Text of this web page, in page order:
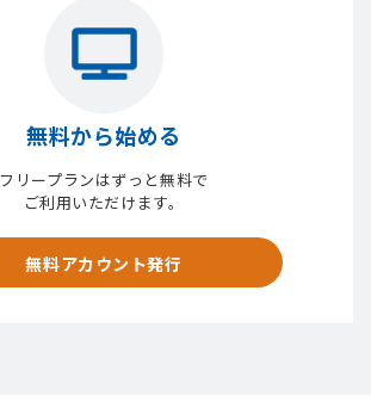
無料から始める
フリープランはずっと無料で
ご利用いただけます。
無料アカウント発行